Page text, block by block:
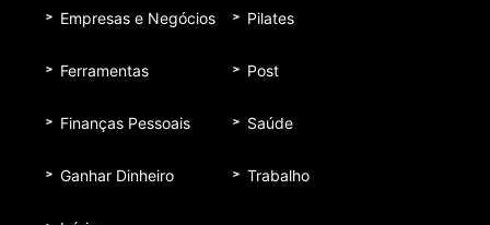
Empresas e Negócios
Ferramentas
Finanças Pessoais
Ganhar Dinheiro
Pilates
Post
Saúde
Trabalho